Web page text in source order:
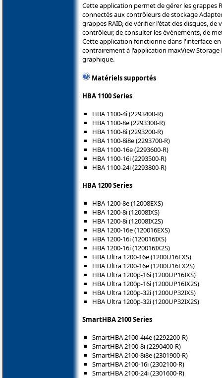
Cette application permet de gérer les grappes
connectés aux contrôleurs de stockage
grappes RAID, de vérifier l'état des disques,
contrôleur, de consulter les événements, de
Cette application fonctionne dans l'interface
contrairement à l'application maxView
graphique.
Matériels supportés
HBA 1100 Series
HBA 1100-4i (2293400-R)
HBA 1100-8e (2293300-R)
HBA 1100-8i (2293200-R)
HBA 1100-8i8e (2293700-R)
HBA 1100-16e (2293600-R)
HBA 1100-16i (2293500-R)
HBA 1100-24i (2293800-R)
HBA 1200 Series
HBA 1200-8e (12008EXS)
HBA 1200-8i (12008IXS)
HBA 1200-8i (12008IX2S)
HBA 1200-16e (120016EXS)
HBA 1200-16i (120016IXS)
HBA 1200-16i (120016IX2S)
HBA Ultra 1200-16e (1200U16EXS)
HBA Ultra 1200-16e (1200U16EX2S)
HBA Ultra 1200p-16i (1200UP16IXS)
HBA Ultra 1200p-16i (1200UP16IX2S)
HBA Ultra 1200p-32i (1200UP32IXS)
HBA Ultra 1200p-32i (1200UP32IX2S)
SmartHBA 2100 Series
SmartHBA 2100-4i4e (2292200-R)
SmartHBA 2100-8i (2290400-R)
SmartHBA 2100-8i8e (2301900-R)
SmartHBA 2100-16i (2302100-R)
SmartHBA 2100-24i (2301600-R)